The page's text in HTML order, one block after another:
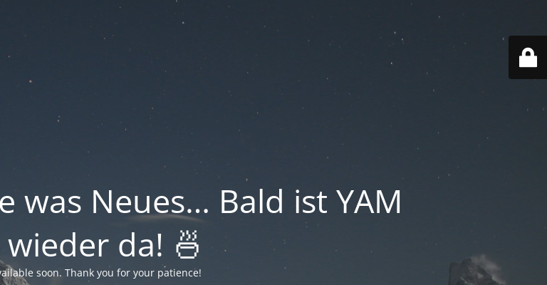
was Neues… Bald ist YAM
wieder da! 🍜
soon. Thank you for your patience!